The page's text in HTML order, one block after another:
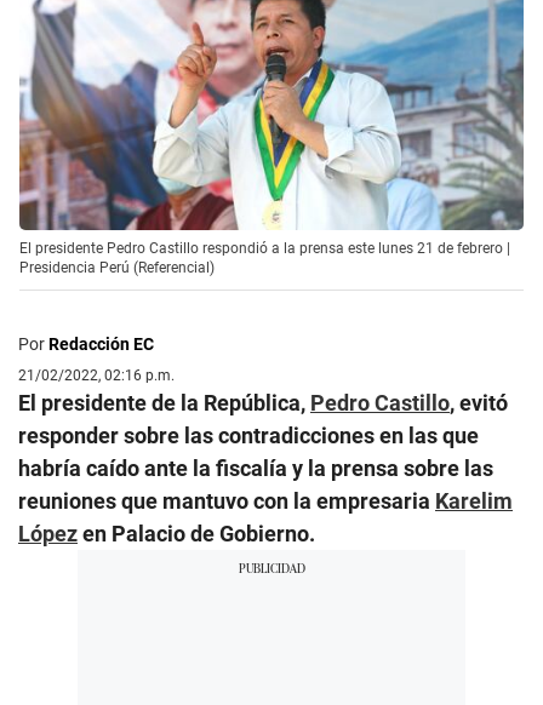
El presidente Pedro Castillo respondió a la prensa este lunes 21 de febrero |
Presidencia Perú (Referencial)
PorRedacción EC
21/02/2022, 02:16 p.m.
El presidente de la República, Pedro Castillo, evitó
responder sobre las contradicciones en las que
habría caído ante la fiscalía y la prensa sobre las
reuniones que mantuvo con la empresaria Karelim
Lópezen Palacio de Gobierno.